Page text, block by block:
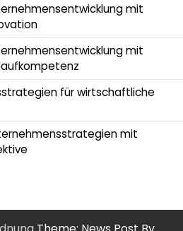
mit
mit
für wirtschaftliche
mit